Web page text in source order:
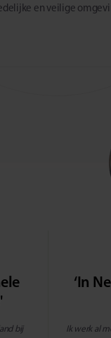
en veilige
bij
‘In
Ik werk al